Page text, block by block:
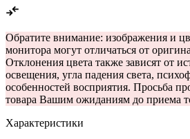
Обратите внимание: изображения и
монитора могут отличаться от
Отклонения цвета также зависят от
освещения, угла падения света,
особенностей восприятия. Просьба
товара Вашим ожиданиям до приема
Характеристики